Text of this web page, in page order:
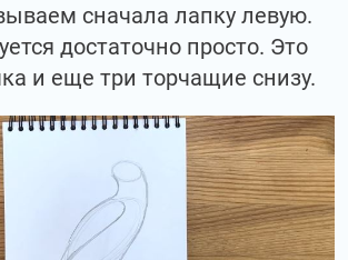
сначала лапку левую.
достаточно просто. Это
и еще три торчащие снизу.